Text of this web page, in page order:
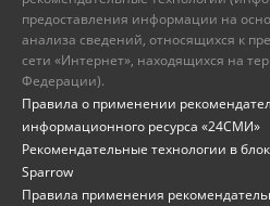
предоставления информации на
анализа сведений, относящихся к
сети «Интернет», находящихся на
Федерации).
Правила о применении
информационного ресурса «24СМИ»
Рекомендательные технологии в
Sparrow
Правила применения